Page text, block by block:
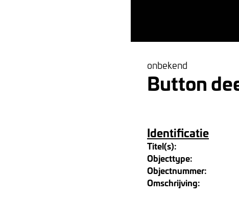
onbekend
Button
Identificatie
Titel(s):
Objecttype:
Objectnummer:
Omschrijving: